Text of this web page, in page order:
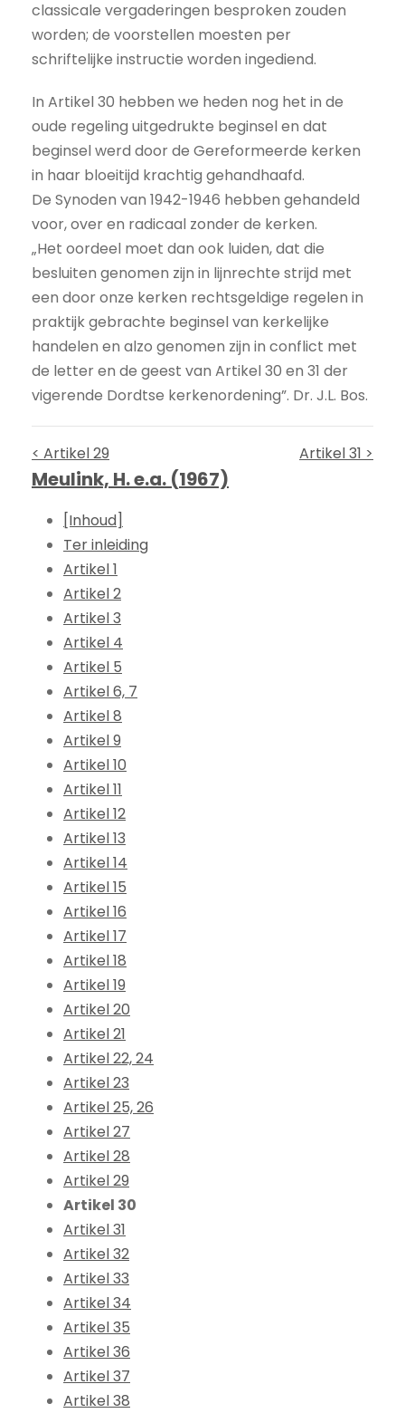
classicale vergaderingen besproken zouden
worden; de voorstellen moesten per
schriftelijke instructie worden ingediend.
In Artikel 30 hebben we heden nog het in de
oude regeling uitgedrukte beginsel en dat
beginsel werd door de Gereformeerde kerken
in haar bloeitijd krachtig gehandhaafd.
De Synoden van 1942-1946 hebben gehandeld
voor, over en radicaal zonder de kerken.
„Het oordeel moet dan ook luiden, dat die
besluiten genomen zijn in lijnrechte strijd met
een door onze kerken rechtsgeldige regelen in
praktijk gebrachte beginsel van kerkelijke
handelen en alzo genomen zijn in conflict met
de letter en de geest van Artikel 30 en 31 der
vigerende Dordtse kerkenordening”. Dr. J.L. Bos.
< Artikel 29 Artikel 31 >
Meulink, H. e.a. (1967)
[Inhoud]
Ter inleiding
Artikel 1
Artikel 2
Artikel 3
Artikel 4
Artikel 5
Artikel 6, 7
Artikel 8
Artikel 9
Artikel 10
Artikel 11
Artikel 12
Artikel 13
Artikel 14
Artikel 15
Artikel 16
Artikel 17
Artikel 18
Artikel 19
Artikel 20
Artikel 21
Artikel 22, 24
Artikel 23
Artikel 25, 26
Artikel 27
Artikel 28
Artikel 29
Artikel 30
Artikel 31
Artikel 32
Artikel 33
Artikel 34
Artikel 35
Artikel 36
Artikel 37
Artikel 38